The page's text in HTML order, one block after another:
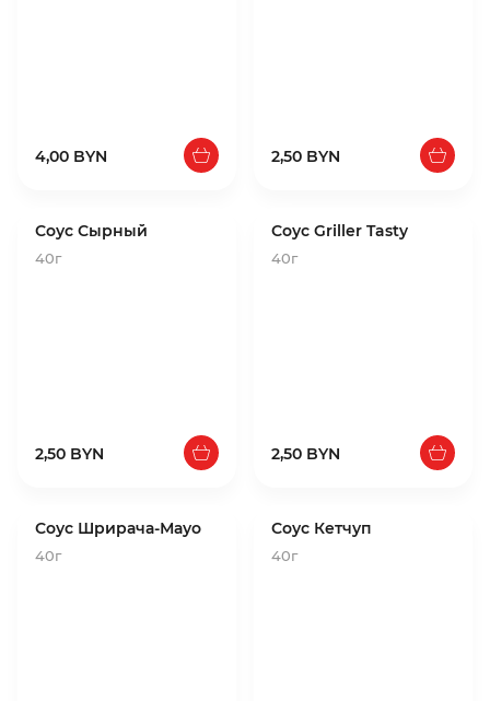
4,00 BYN 2,50 BYN
Соус Сырный
40г
2,50 BYN
Соус Griller Tasty
40г
2,50 BYN
Соус Шрирача-Мауо
40г
Соус Кетчуп
40г